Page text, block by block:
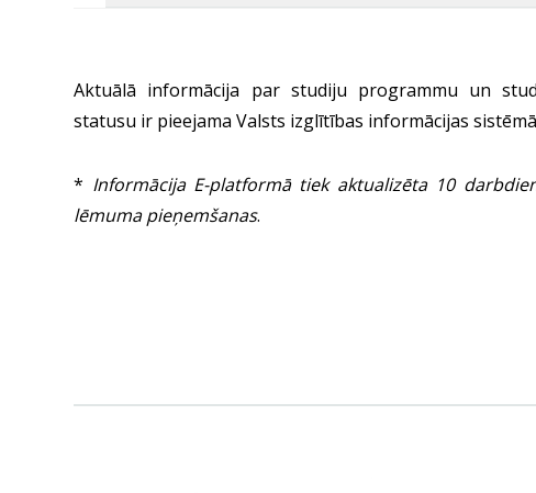
Aktuālā informācija par studiju programmu un
statusu ir pieejama Valsts izglītības informācijas
* Informācija E-platformā tiek aktualizēta 10
lēmuma pieņemšanas.